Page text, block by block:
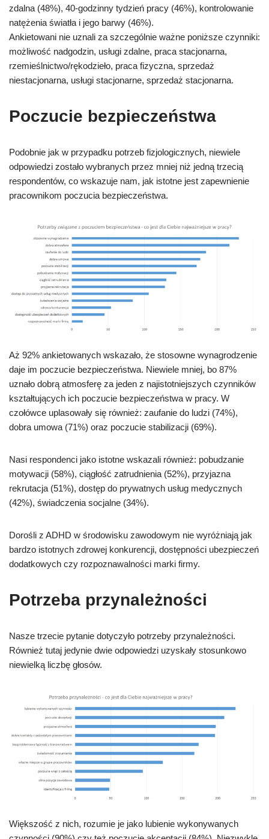
zdalna (48%), 40-godzinny tydzień pracy (46%), kontrolowanie
natężenia światła i jego barwy (46%).
Ankietowani nie uznali za szczególnie ważne poniższe czynniki:
możliwość nadgodzin, usługi zdalne, praca stacjonarna,
rzemieślnictwo/rękodzieło, praca fizyczna, sprzedaż
niestacjonarna, usługi stacjonarne, sprzedaż stacjonarna.
Poczucie bezpieczeństwa
Podobnie jak w przypadku potrzeb fizjologicznych, niewiele
odpowiedzi zostało wybranych przez mniej niż jedną trzecią
respondentów, co wskazuje nam, jak istotne jest zapewnienie
pracownikom poczucia bezpieczeństwa.
Aż 92% ankietowanych wskazało, że stosowne wynagrodzenie
daje im poczucie bezpieczeństwa. Niewiele mniej, bo 87%
uznało dobrą atmosferę za jeden z najistotniejszych czynników
kształtujących ich poczucie bezpieczeństwa w pracy. W
czołówce uplasowały się również: zaufanie do ludzi (74%),
dobra umowa (71%) oraz poczucie stabilizacji (69%).
Nasi respondenci jako istotne wskazali również: pobudzanie
motywacji (58%), ciągłość zatrudnienia (52%), przyjazna
rekrutacja (51%), dostęp do prywatnych usług medycznych
(42%), świadczenia socjalne (34%).
Dorośli z ADHD w środowisku zawodowym nie wyróżniają jak
bardzo istotnych zdrowej konkurencji, dostępności ubezpieczeń
dodatkowych czy rozpoznawalności marki firmy.
Potrzeba przynależności
Nasze trzecie pytanie dotyczyło potrzeby przynależności.
Również tutaj jedynie dwie odpowiedzi uzyskały stosunkowo
niewielką liczbę głosów.
Większość z nich, rozumie je jako lubienie wykonywanych